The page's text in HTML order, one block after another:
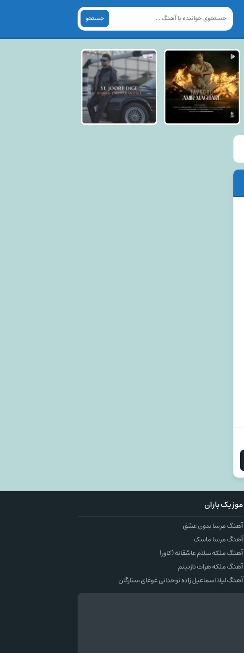
جستجو
موزیک باران
آهنگ مرسا بدون عشق
آهنگ مرسا ماسک
آهنگ ملکه سلام عاشقانه (کاور)
آهنگ ملکه هرات نازنینم
آهنگ لیلا اسماعیل زاده نوحدانی غوغای ستارگان